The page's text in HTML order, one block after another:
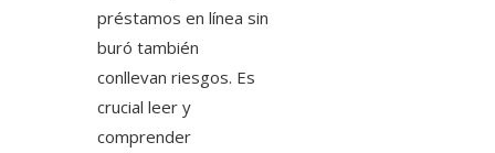
préstamos en línea sin
buró también
conllevan riesgos. Es
crucial leer y
comprender